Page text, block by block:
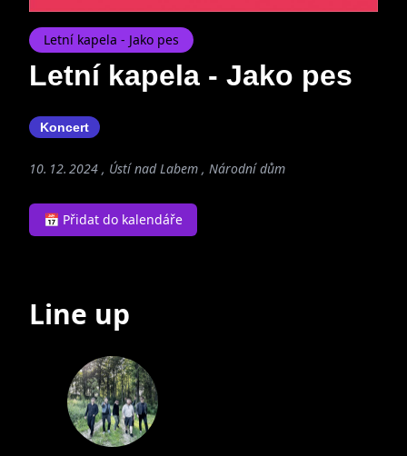
Letní kapela - Jako pes
Letní kapela - Jako pes
Koncert
10. 12. 2024 , Ústí nad Labem , Národní dům
📅 Přidat do kalendáře
Line up